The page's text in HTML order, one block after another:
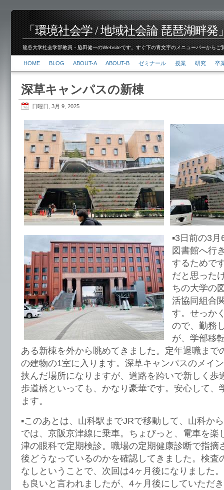
「環境社会学 / 地域社会論 琵琶湖畔発
龍谷大学社会学部教員・脇田健一のWebsiteです。すぐ下の青文字のメニューバーから
HOME BLOG ABOUT-A ABOUT-B ゼミナール 授業 研究 卒
深草キャンパスの新棟
日曜日, 3月 9, 2025
▪️3日前の3
図書館へ行
するためで
だと思った
ちの大学の
活協同組合
す。せっか
ので、勤務
が、学部移
ある新棟を外から眺めてきました。定年退職まで
の建物の1室に入ります。深草キャンパスのメイ
挟んだ場所になりますが、道路を跨いで新しく歩
歩道橋といっても、かなり豪華です。安心して、
ます。
▪️このあとは、山科駅までJRで移動して、山科か
では、京阪京津線に乗車。ちょびっと、電車を楽
津の眼科で定期検診。職場の定期健康診断で指摘
後どうなっているのかを確認してきました。検査
なしということで、次回は4ヶ月後になりました
も良いと言われましたが、4ヶ月後にしていただ